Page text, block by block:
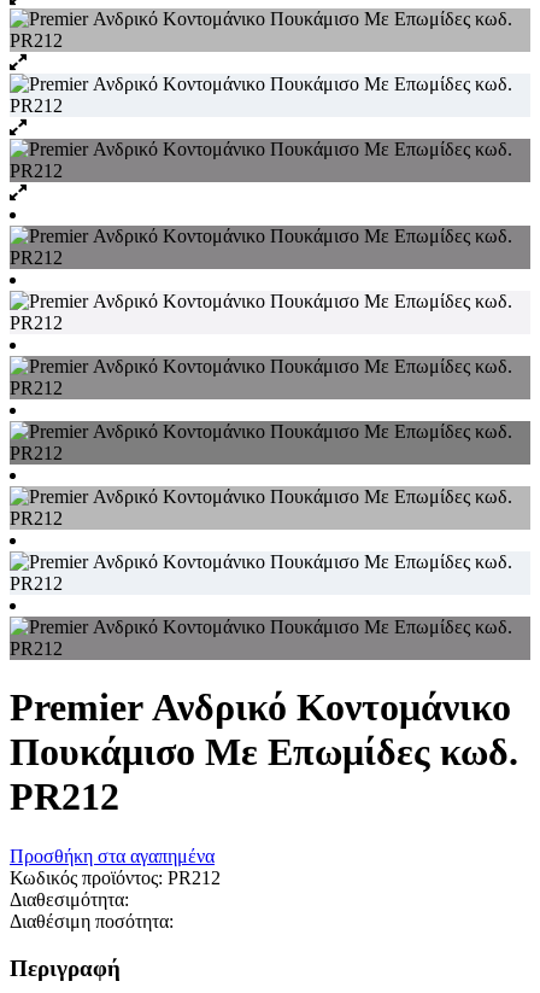
Premier Ανδρικό Κοντομάνικο
Πουκάμισο Με Επωμίδες κωδ.
PR212
Προσθήκη στα αγαπημένα
Κωδικός προϊόντος: PR212
Διαθεσιμότητα:
Διαθέσιμη ποσότητα:
Περιγραφή